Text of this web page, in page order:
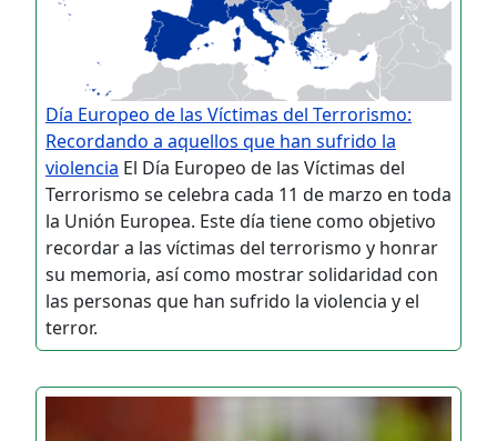
Día Europeo de las Víctimas del Terrorismo:
Recordando a aquellos que han sufrido la
violencia El Día Europeo de las Víctimas del
Terrorismo se celebra cada 11 de marzo en toda
la Unión Europea. Este día tiene como objetivo
recordar a las víctimas del terrorismo y honrar
su memoria, así como mostrar solidaridad con
las personas que han sufrido la violencia y el
terror.